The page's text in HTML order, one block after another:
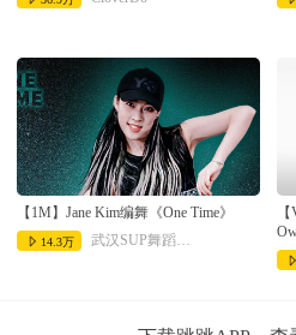
【1M】Jane Kim编舞《One Time》
14.3万